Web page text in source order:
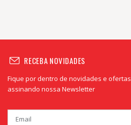
RECEBA NOVIDADES
Fique por dentro de novidades e ofertas
assinando nossa Newsletter